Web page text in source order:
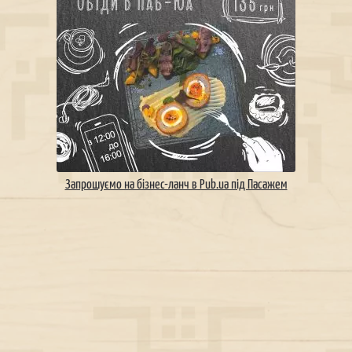
Запрошуємо на бізнес-ланч в Pub.ua під Пасажем